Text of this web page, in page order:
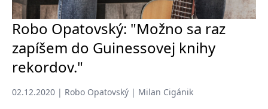
Robo Opatovský: "Možno sa raz
zapíšem do Guinessovej knihy
rekordov."
02.12.2020 | Robo Opatovský | Milan Cigánik